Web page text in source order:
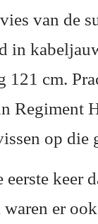
van de
in
cm.
Regiment
op die
keer
er